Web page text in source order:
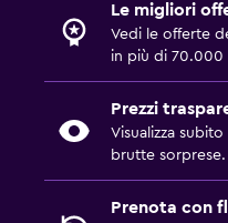
Le migliori
Vedi le offerte
in più di 70.000
Prezzi
Visualizza
brutte sorprese.
Prenota con